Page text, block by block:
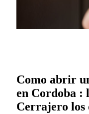
Como abrir
en Cordoba :
Cerrajero los